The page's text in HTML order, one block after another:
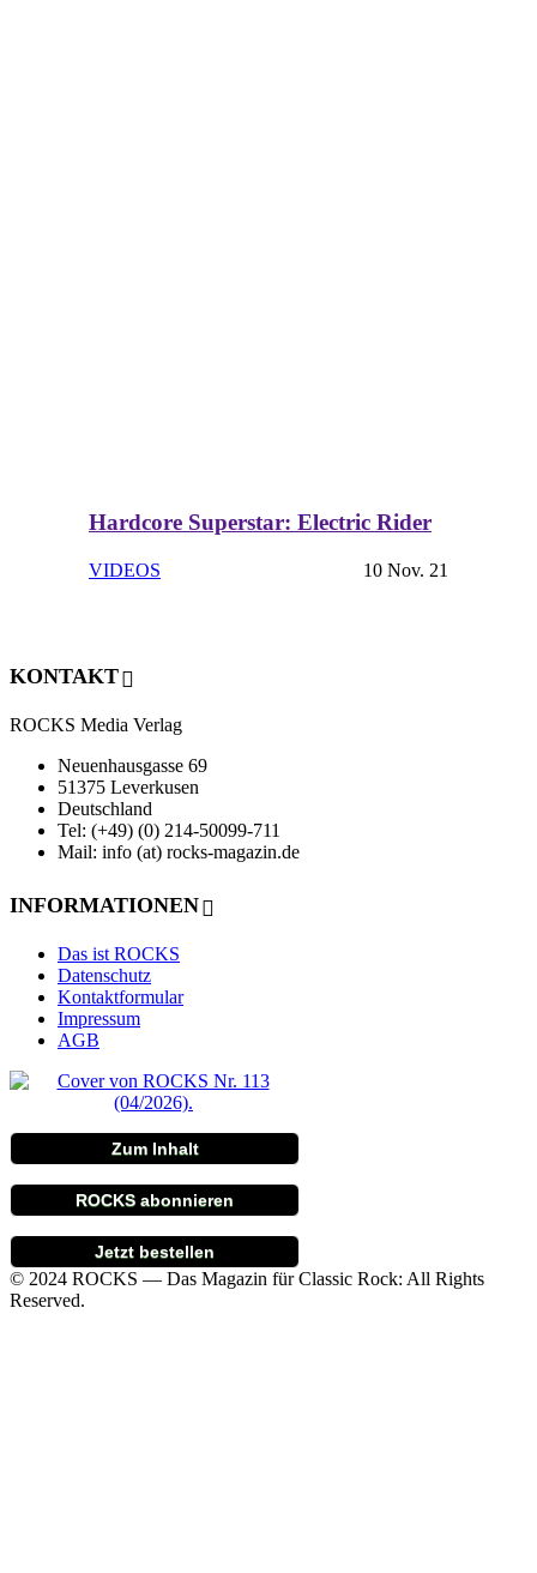
Hardcore Superstar: Electric Rider
VIDEOS 10 Nov. 21
KONTAKT
ROCKS Media Verlag
Neuenhausgasse 69
51375 Leverkusen
Deutschland
Tel: (+49) (0) 214-50099-711
Mail: info (at) rocks-magazin.de
INFORMATIONEN
Das ist ROCKS
Datenschutz
Kontaktformular
Impressum
AGB
Zum Inhalt
ROCKS abonnieren
Jetzt bestellen
© 2024 ROCKS — Das Magazin für Classic Rock: All Rights
Reserved.